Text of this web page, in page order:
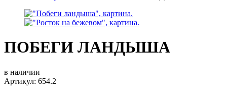
ПОБЕГИ ЛАНДЫША
в наличии
Артикул: 654.2